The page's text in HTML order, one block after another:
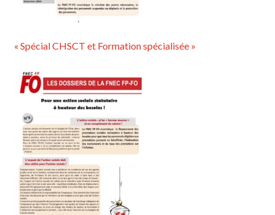
« Spécial CHSCT et Formation spécialisée »